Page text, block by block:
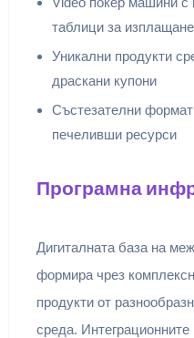
таблици за изплащане
Уникални продукти
драскани купони
Състезателни
печеливши ресурси
Програмна
Дигиталната база на
формира чрез
продукти от
среда. Интеграционните